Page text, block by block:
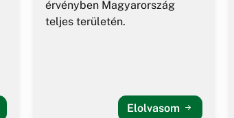
érvényben Magyarország
teljes területén.
Elolvasom